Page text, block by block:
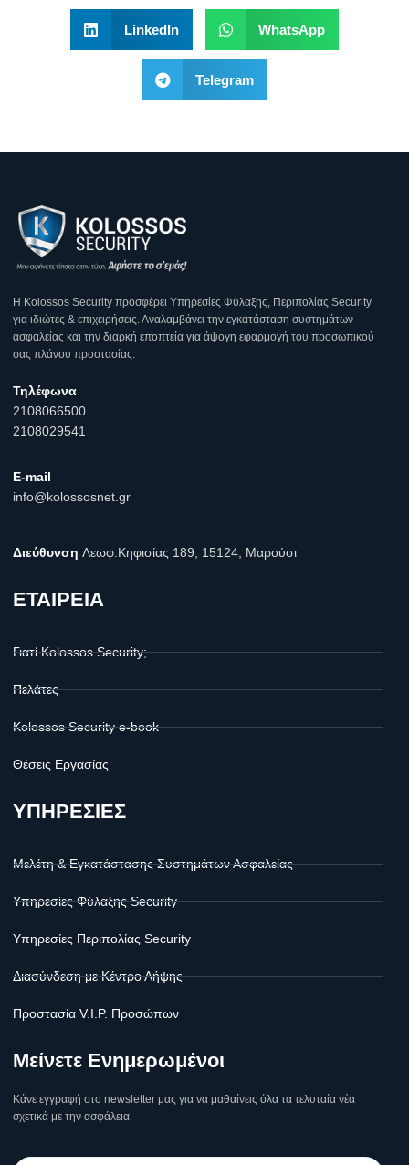
LinkedIn WhatsApp
Telegram
Η Κοlossos Security προσφέρει Υπηρεσίες Φύλαξης, Περιπολίας Security
για ιδιώτες & επιχειρήσεις. Αναλαμβάνει την εγκατάσταση συστημάτων
ασφαλείας και την διαρκή εποπτεία για άψογη εφαρμογή του προσωπικού
σας πλάνου προστασίας.
Τηλέφωνα
2108066500
2108029541
E-mail
info@kolossosnet.gr
Διεύθυνση Λεωφ.Κηφισίας 189, 15124, Μαρούσι
ΕΤΑΙΡΕΙΑ
Γιατί Kolossos Security;
Πελάτες
Kolossos Security e-book
Θέσεις Εργασίας
ΥΠΗΡΕΣΙΕΣ
Μελέτη & Εγκατάστασης Συστημάτων Ασφαλείας
Υπηρεσίες Φύλαξης Security
Υπηρεσίες Περιπολίας Security
Διασύνδεση με Κέντρο Λήψης
Προστασία V.I.P. Προσώπων
Μείνετε Ενημερωμένοι
Κάνε εγγραφή στο newsletter μας για να μαθαίνεις όλα τα τελυταία νέα
σχετικά με την ασφάλεια.